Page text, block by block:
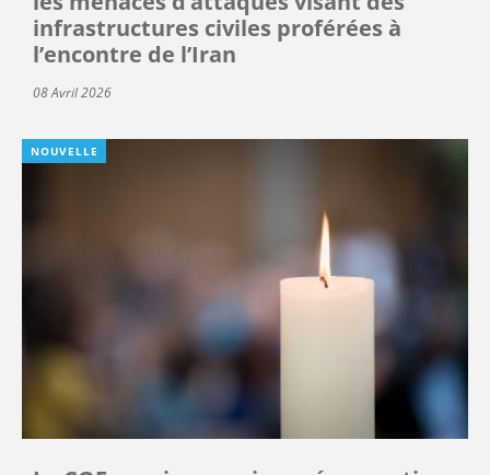
infrastructures civiles proférées à
l’encontre de l’Iran
08 Avril 2026
NOUVELLE